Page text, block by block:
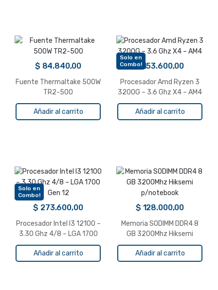
$ 84.840,00
Fuente Thermaltake 500W
TR2-500
Añadir al carrito
Solo en
Combo!
$153.600,00
Procesador Amd Ryzen 3
3200G – 3.6 Ghz X4 – AM4
Añadir al carrito
Solo en
Combo!
$ 273.600,00
Procesador Intel I3 12100 –
3.30 Ghz 4/8 – LGA 1700
Gen 12
Añadir al carrito
$ 128.000,00
Memoria SODIMM DDR4 8
GB 3200Mhz Hiksemi
p/notebook
Añadir al carrito